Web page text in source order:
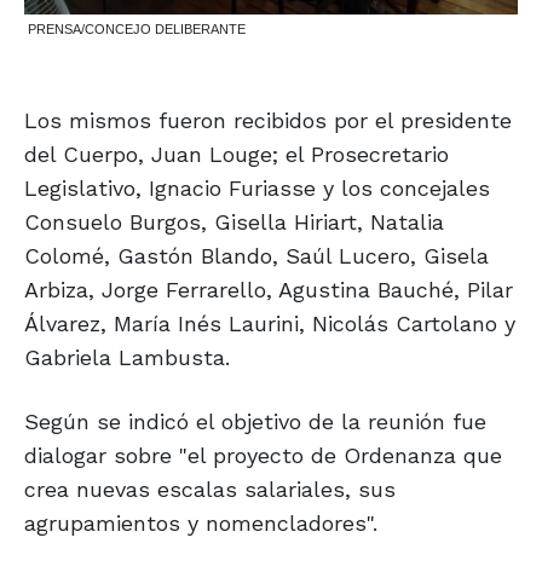
PRENSA/CONCEJO DELIBERANTE
Los mismos fueron recibidos por el presidente
del Cuerpo, Juan Louge; el Prosecretario
Legislativo, Ignacio Furiasse y los concejales
Consuelo Burgos, Gisella Hiriart, Natalia
Colomé, Gastón Blando, Saúl Lucero, Gisela
Arbiza, Jorge Ferrarello, Agustina Bauché, Pilar
Álvarez, María Inés Laurini, Nicolás Cartolano y
Gabriela Lambusta.
Según se indicó el objetivo de la reunión fue
dialogar sobre "el proyecto de Ordenanza que
crea nuevas escalas salariales, sus
agrupamientos y nomencladores".